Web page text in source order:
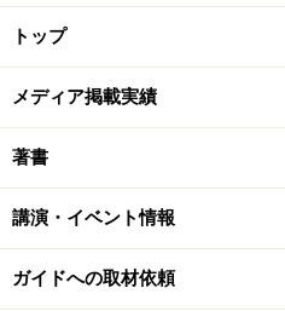
トップ
メディア掲載実績
著書
講演・イベント情報
ガイドへの取材依頼